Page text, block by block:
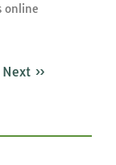
online
Next »